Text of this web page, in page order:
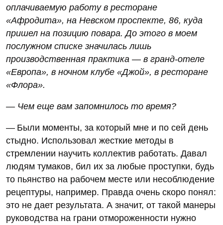
оплачиваемую работу в ресторане
«Афродита», на Невском проспекте, 86, куда
пришел на позицию повара. До этого в моем
послужном списке значилась лишь
производственная практика — в гранд-отеле
«Европа», в ночном клубе «Джой», в ресторане
«Флора».
— Чем еще вам запомнилось то время?
— Были моменты, за который мне и по сей день
стыдно. Использовал жесткие методы в
стремлении научить коллектив работать. Давал
людям тумаков, бил их за любые проступки, будь
то пьянство на рабочем месте или несоблюдение
рецептуры, например. Правда очень скоро понял:
это не дает результата. А значит, от такой манеры
руководства на грани отмороженности нужно